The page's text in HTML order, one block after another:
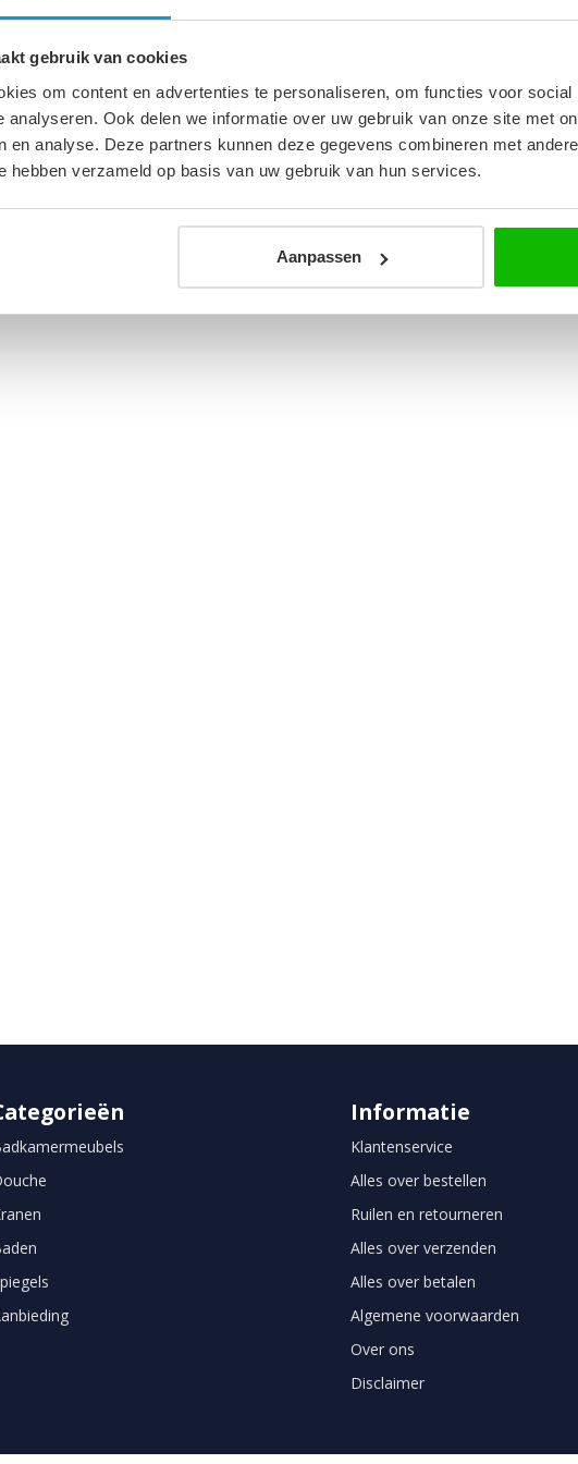
gebruik van cookies
om content en advertenties te personaliseren, om functies voor
analyseren. Ook delen we informatie over uw gebruik van onze site met
en analyse. Deze partners kunnen deze gegevens combineren met
hebben verzameld op basis van uw gebruik van hun services.
Aanpassen
Informatie
Klantenservice
Alles over bestellen
Ruilen en retourneren
Alles over verzenden
Alles over betalen
Algemene voorwaarden
Over ons
Disclaimer